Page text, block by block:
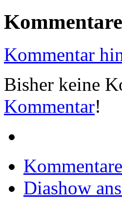
Kommentare
Kommentar
Bisher keine
Kommentar!
Diashow